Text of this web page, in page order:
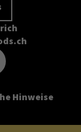
Hinweise